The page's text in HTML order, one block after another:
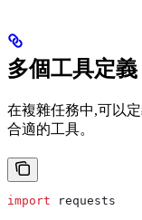
多個工具定義
在複雜任務中,可以
合適的工具。
import requests